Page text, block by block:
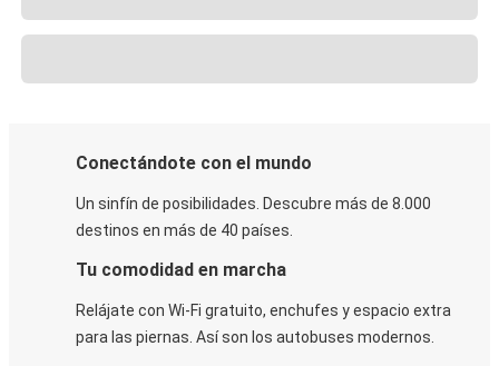
Conectándote con el mundo
Un sinfín de posibilidades. Descubre más de 8.000
destinos en más de 40 países.
Tu comodidad en marcha
Relájate con Wi-Fi gratuito, enchufes y espacio extra
para las piernas. Así son los autobuses modernos.